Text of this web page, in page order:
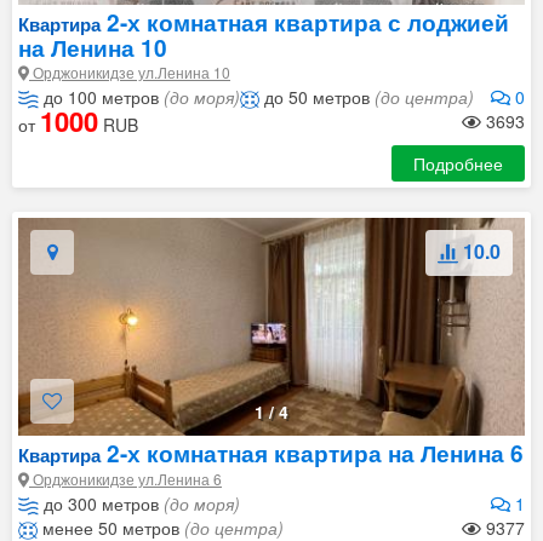
Квартира2-х комнатная квартира с лоджией
на Ленина 10
Орджоникидзе ул.Ленина 10
до 100 метров (до моря) 0
до 50 метров (до центра)
3693
от 1000 RUB
Подробнее
1/4
10.0
Квартира2-х комнатная квартира на Ленина 6
Орджоникидзе ул.Ленина 6
до 300 метров (до моря)
1
менее 50 метров (до центра) 9377